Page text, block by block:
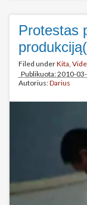
Protestas
Filed underKita
Publikuota: 2010-
Autorius:Darius